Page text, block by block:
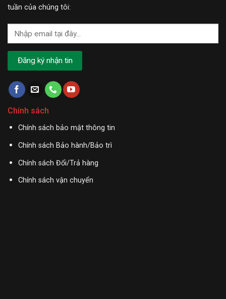
tuần của chúng tôi:
Chính sách
Chính sách bảo mật thông tin
Chính sách Bảo hành/Bảo trì
Chính sách Đổi/Trả hàng
Chính sách vận chuyển